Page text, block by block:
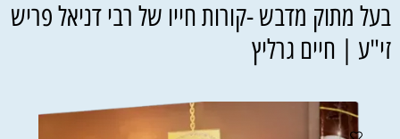
בעל מתוק מדבש -קורות חייו של רבי דניאל פריש
זי"ע | חיים גרליץ